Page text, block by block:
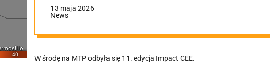
13 maja 2026
News
W środę na MTP odbyła się 11. edycja Impact CEE.